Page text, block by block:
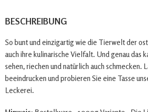
BESCHREIBUNG
So bunt und einzigartig wie die Tierwelt der
auch ihre kulinarische Vielfalt. Und genau das
sehen, riechen und natürlich auch schmecken.
beeindrucken und probieren Sie eine Tasse
Leckerei.